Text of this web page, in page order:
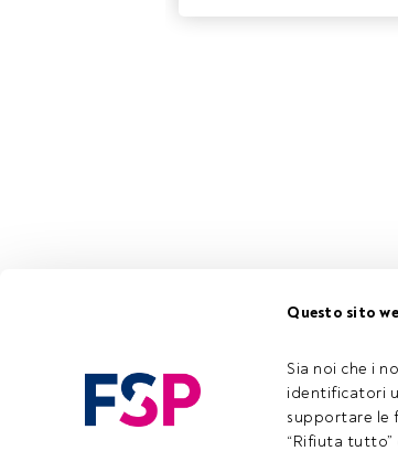
Questo sito
Sia noi che i
identificatori
supportare le
“Rifiuta